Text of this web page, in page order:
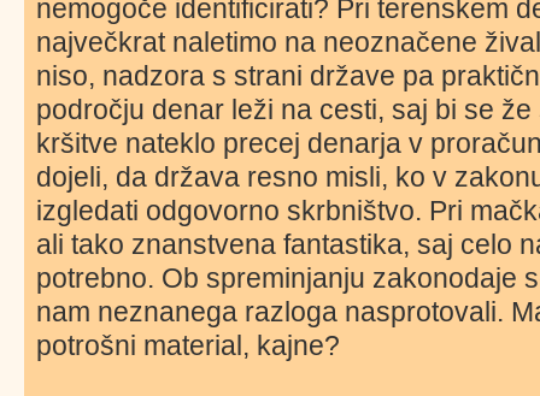
nemogoče identificirati? Pri terenskem
največkrat naletimo na neoznačene
niso, nadzora s strani države pa
področju denar leži na cesti, saj bi se
kršitve nateklo precej denarja v
dojeli, da država resno misli, ko v
izgledati odgovorno skrbništvo. Pri
ali tako znanstvena fantastika, saj celo
potrebno. Ob spreminjanju zakonodaje
nam neznanega razloga nasprotovali.
potrošni material, kajne?